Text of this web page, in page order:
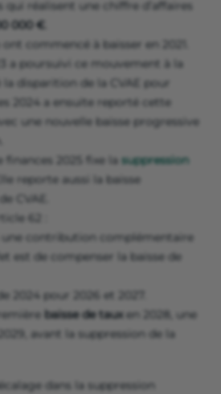
qui réalisent une chiffre d’affaires
000 €
commencé à baisser en 2021.
a poursuivi ce mouvement à la
disparition de la CVAE pour
2024 a ensuite reporté cette
une nouvelle baisse progressive
finances 2025 fixe la suppression
reporte aussi la baisse
CVAE.
62 :
une contribution complémentaire
est de compenser la baisse de
2024 pour 2026 et 2027.
baisse de tauxen 2028, une
avant la suppression de la
dans la suppression